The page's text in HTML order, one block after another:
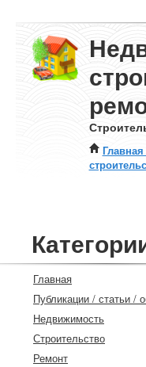
Главная
Публикации / статьи /
Недвижимость
Строительство
Ремонт